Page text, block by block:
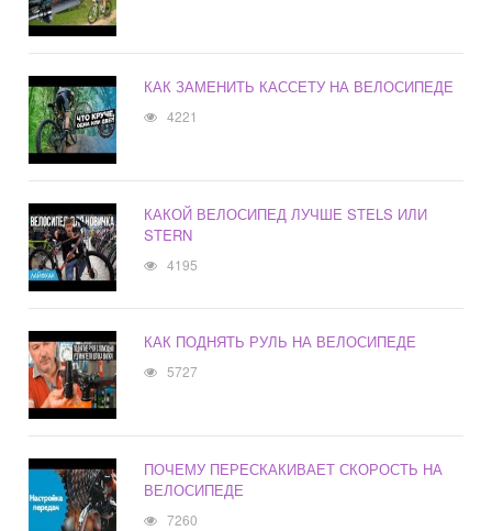
КАК ЗАМЕНИТЬ КАССЕТУ НА ВЕЛОСИПЕДЕ
4221
КАКОЙ ВЕЛОСИПЕД ЛУЧШЕ STELS ИЛИ
STERN
4195
КАК ПОДНЯТЬ РУЛЬ НА ВЕЛОСИПЕДЕ
5727
ПОЧЕМУ ПЕРЕСКАКИВАЕТ СКОРОСТЬ НА
ВЕЛОСИПЕДЕ
7260